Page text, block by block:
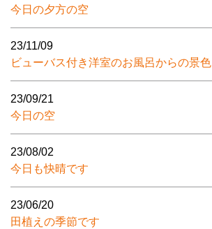
今日の夕方の空
23/11/09
ビューバス付き洋室のお風呂からの景色
23/09/21
今日の空
23/08/02
今日も快晴です
23/06/20
田植えの季節です